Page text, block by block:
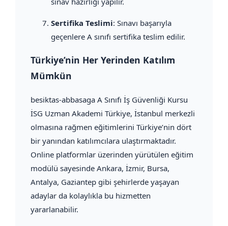
Sertifika Teslimi: Sınavı başarıyla
geçenlere A sınıfı sertifika teslim edilir.
Türkiye’nin Her Yerinden Katılım
Mümkün
besiktas-abbasaga A Sınıfı İş Güvenliği Kursu
İSG Uzman Akademi Türkiye, İstanbul merkezli
olmasına rağmen eğitimlerini Türkiye’nin dört
bir yanından katılımcılara ulaştırmaktadır.
Online platformlar üzerinden yürütülen eğitim
modülü sayesinde Ankara, İzmir, Bursa,
Antalya, Gaziantep gibi şehirlerde yaşayan
adaylar da kolaylıkla bu hizmetten
yararlanabilir.